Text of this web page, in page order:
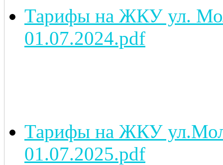
Тарифы на ЖКУ ул.
01.07.2024.pdf
Тарифы на ЖКУ
01.07.2025.pdf